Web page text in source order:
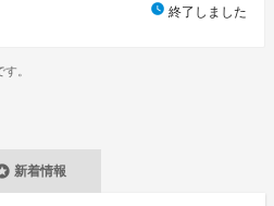
watch_later 終了しました
す。
新着情報